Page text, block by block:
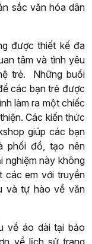
sắc văn hóa dân
được thiết kế đa
tâm và tình yêu
trẻ. Những buổi
các bạn trẻ được
làm ra một chiếc
Các kiến thức
giúp các bạn
phối đồ, tạo nên
nghiệm này không
các em với truyền
và tự hào về văn
về áo dài tại bảo
về lịch sử trang